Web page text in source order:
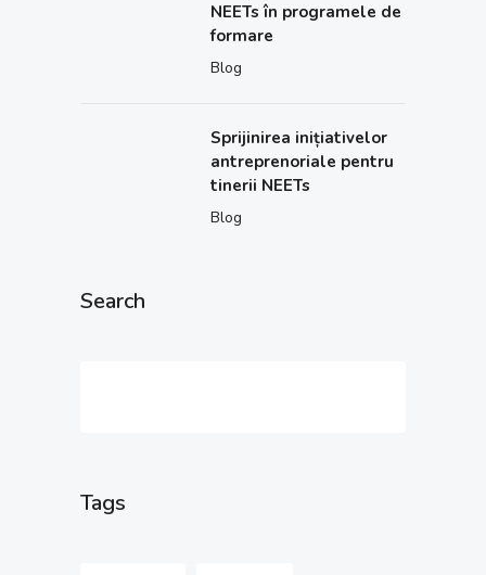
NEETs în programele de
formare
Blog
Sprijinirea inițiativelor
antreprenoriale pentru
tinerii NEETs
Blog
Search
Tags